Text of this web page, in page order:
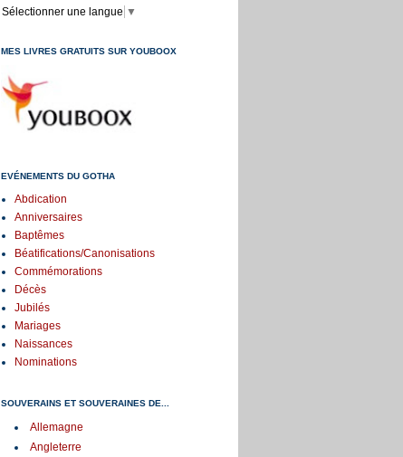
Sélectionner une langue ▼
MES LIVRES GRATUITS SUR YOUBOOX
EVÉNEMENTS DU GOTHA
Abdication
Anniversaires
Baptêmes
Béatifications/Canonisations
Commémorations
Décès
Jubilés
Mariages
Naissances
Nominations
SOUVERAINS ET SOUVERAINES DE...
Allemagne
Angleterre